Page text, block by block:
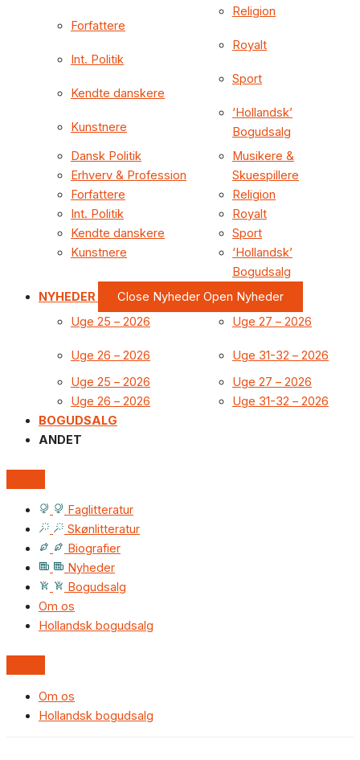
Forfattere
Int. Politik
Kendte danskere
Kunstnere
Religion
Royalt
Sport
‘Hollandsk’
Bogudsalg
Dansk Politik
Erhverv & Profession
Forfattere
Int. Politik
Kendte danskere
Kunstnere
Musikere &
Skuespillere
Religion
Royalt
Sport
‘Hollandsk’
Bogudsalg
NYHEDER
Close Nyheder Open Nyheder
Uge 25 – 2026
Uge 26 – 2026
Uge 27 – 2026
Uge 31-32 – 2026
Uge 25 – 2026
Uge 26 – 2026
Uge 27 – 2026
Uge 31-32 – 2026
BOGUDSALG
ANDET
Faglitteratur
Skønlitteratur
Biografier
Nyheder
Bogudsalg
Om os
Hollandsk bogudsalg
Om os
Hollandsk bogudsalg